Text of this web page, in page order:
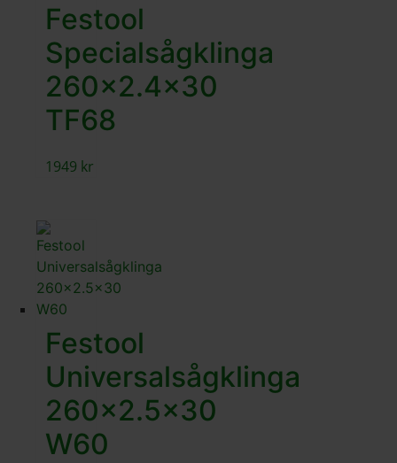
Festool
Specialsågklinga
260×2.4×30
TF68
1949 kr
Festool
Universalsågklinga
260×2.5×30
W60